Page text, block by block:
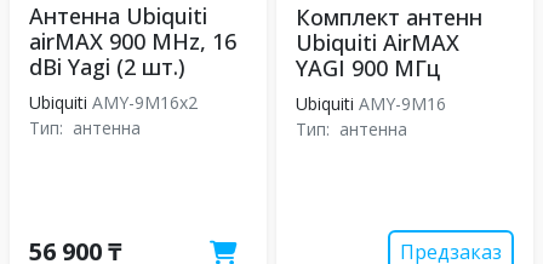
Антенна Ubiquiti
airMAX 900 MHz, 16
dBi Yagi (2 шт.)
Ubiquiti AMY-9M16x2
Тип: антенна
56 900 ₸
Комплект антенн
Ubiquiti AirMAX
YAGI 900 МГц
Ubiquiti AMY-9M16
Тип: антенна
Предзаказ